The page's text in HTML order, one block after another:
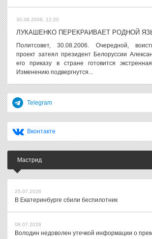
30.08.2006, 12:20
ЛУКАШЕНКО ПЕРЕКРАИВАЕТ РОДНОЙ
Политсовет, 30.08.2006. Очередной,
проект затеял президент Белоруссии
его приказу в стране готовится
Изменению подвергнутся...
Telegram
Вконтакте
Мастрид
25.07.2026
В Екатеринбурге сбили беспилотник
08.07.2026
Володин недоволен утечкой информации о